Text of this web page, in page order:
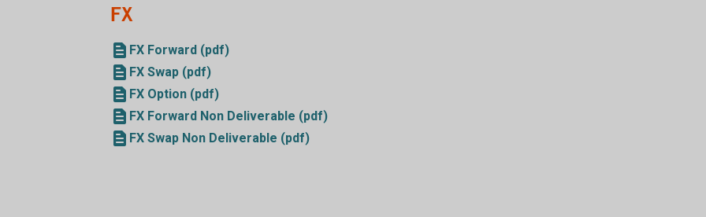
FX
FX Forward (pdf)
FX Swap (pdf)
FX Option (pdf)
FX Forward Non Deliverable (pdf)
FX Swap Non Deliverable (pdf)